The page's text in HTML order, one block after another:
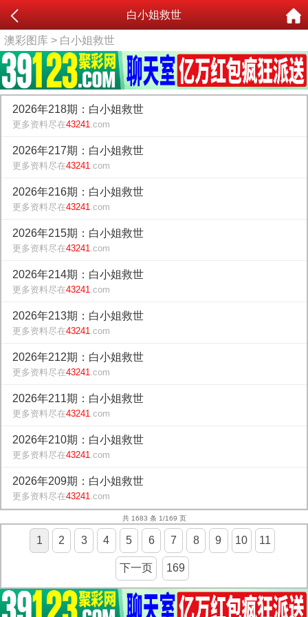
白小姐救世
澳彩图库 > 白小姐救世
2026年218期：白小姐救世
更多资料尽在43241.com
2026年217期：白小姐救世
更多资料尽在43241.com
2026年216期：白小姐救世
更多资料尽在43241.com
2026年215期：白小姐救世
更多资料尽在43241.com
2026年214期：白小姐救世
更多资料尽在43241.com
2026年213期：白小姐救世
更多资料尽在43241.com
2026年212期：白小姐救世
更多资料尽在43241.com
2026年211期：白小姐救世
更多资料尽在43241.com
2026年210期：白小姐救世
更多资料尽在43241.com
2026年209期：白小姐救世
更多资料尽在43241.com
共 1683 条 1/169 页
1 2 3 4 5 6 7 8 9 10 11
下一页 169